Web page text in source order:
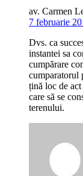
av. Carmen
7 februarie
Dvs. ca
instantei sa
cumpărare
cumparatorul
țină loc de
care să se
terenului.